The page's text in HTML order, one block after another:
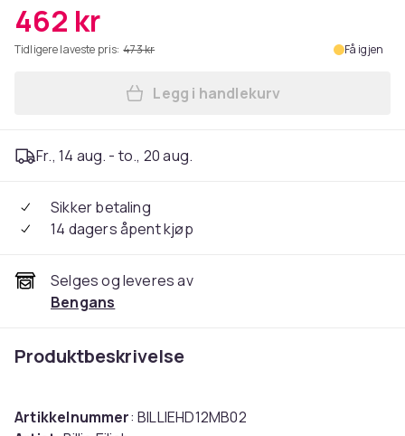
462 kr
Tidligere laveste pris: 473 kr Få igjen
Legg Billie Eilish - Unisex
Legg i handlekurv
Fr., 14 aug. - to., 20 aug.
Sikker betaling
14 dagers åpent kjøp
Selges og leveres av
Bengans
Produktbeskrivelse
Artikkelnummer: BILLIEHD12MB02